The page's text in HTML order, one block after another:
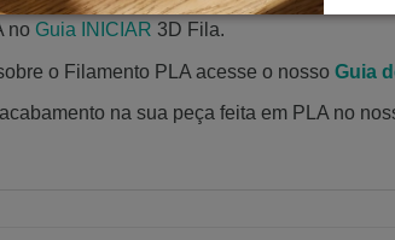
no Guia INICIAR 3D Fila.
o Filamento PLA acesse o nosso Guia
na sua peça feita em PLA no